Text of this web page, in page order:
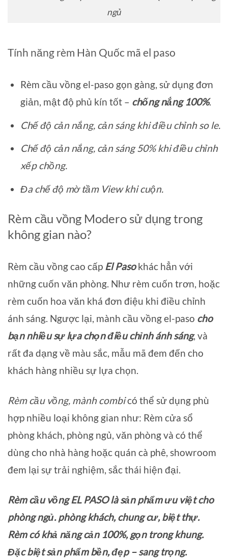
ngủ
Tính năng rèm Hàn Quốc mã el paso
Rèm cầu vồng el-paso gọn gàng, sử dụng đơn
giản, mật độ phủ kín tốt – chống nắng 100%.
Chế độ cản nắng, cản sáng khi điều chỉnh so le.
Chế độ cản nắng, cản sáng 50% khi điều chỉnh
xếp chồng.
Đa chế độ mờ tầm View khi cuộn.
Rèm cầu vồng Modero sử dụng trong
không gian nào?
Rèm cầu vồng cao cấp El Pasokhác hẳn với
những cuốn văn phòng. Như rèm cuốn trơn, hoặc
rèm cuốn hoa văn khá đơn điệu khi điều chỉnh
ánh sáng. Ngược lại, mành cầu vồng el-paso cho
bạn nhiều sự lựa chọn điều chỉnh ánh sáng, và
rất đa dạng về màu sắc, mẫu mã đem đến cho
khách hàng nhiều sự lựa chọn.
Rèm cầu vồng, mành combicó thể sử dụng phù
hợp nhiều loại không gian như: Rèm cửa sổ
phòng khách, phòng ngủ, văn phòng và có thể
dùng cho nhà hàng hoặc quán cà phê, showroom
đem lại sự trải nghiệm, sắc thái hiện đại.
Rèm cầu vồng EL PASO là sản phẩm ưu việt cho
phòng ngủ. phòng khách, chung cư, biệt thự.
Rèm có khả năng cản 100%, gọn trong khung.
Đặc biệt sản phẩm bền, đẹp – sang trọng.